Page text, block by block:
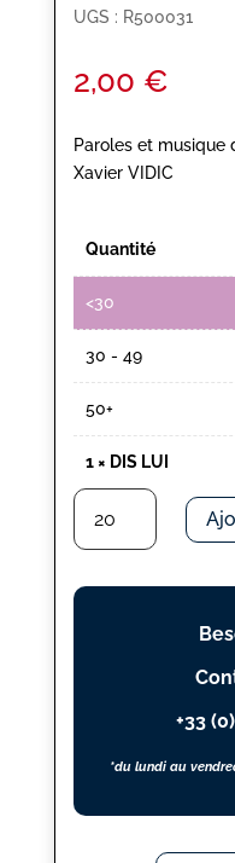
UGS : R500031
2,00 €
Paroles et musique
Xavier VIDIC
Quantité
<30
30 - 49
50+
1× DIS LUI
quantité
DIS
LUI
+33
*du lundi au